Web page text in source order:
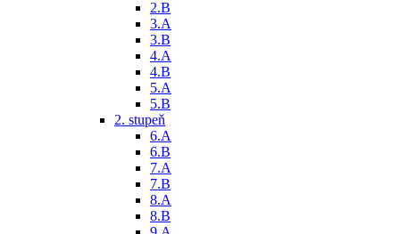
2.B
3.A
3.B
4.A
4.B
5.A
5.B
2. stupeň
6.A
6.B
7.A
7.B
8.A
8.B